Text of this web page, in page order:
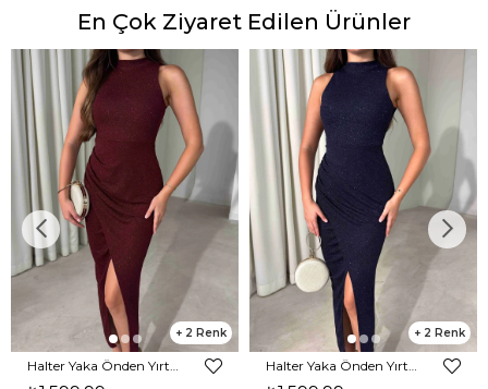
En Çok Ziyaret Edilen Ürünler
2 2